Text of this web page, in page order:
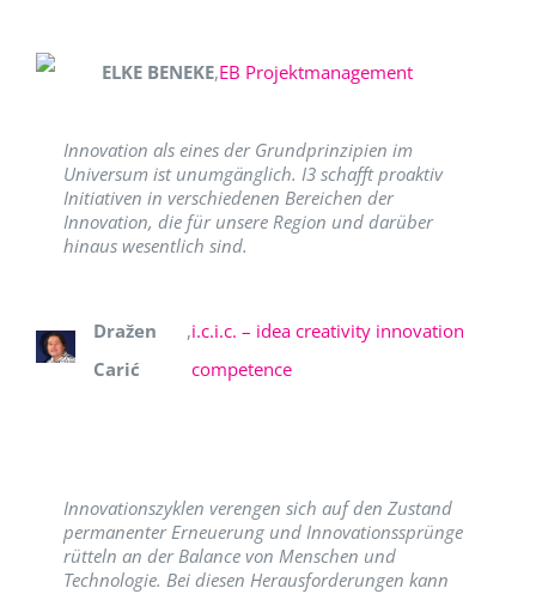
ELKE BENEKE,EB Projektmanagement
Innovation als eines der Grundprinzipien im
Universum ist unumgänglich. I3 schafft proaktiv
Initiativen in verschiedenen Bereichen der
Innovation, die für unsere Region und darüber
hinaus wesentlich sind.
Dražen
Carić
,i.c.i.c. – idea creativity innovation
competence
Innovationszyklen verengen sich auf den Zustand
permanenter Erneuerung und Innovationssprünge
rütteln an der Balance von Menschen und
Technologie. Bei diesen Herausforderungen kann